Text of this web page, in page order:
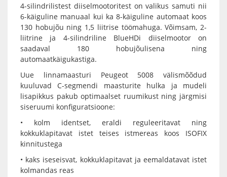
4-silindrilistest diiselmootoritest on valikus samuti nii
6-käiguline manuaal kui ka 8-käiguline automaat koos
130 hobujõu ning 1,5 liitrise töömahuga. Võimsam, 2-
liitrine ja 4-silindriline BlueHDi diiselmootor on
saadaval 180 hobujõulisena ning
automaatkäigukastiga.
Uue linnamaasturi Peugeot 5008 välismõõdud
kuuluvad C-segmendi maasturite hulka ja mudeli
lisapikkus pakub optimaalset ruumikust ning järgmisi
siseruumi konfiguratsioone:
• kolm identset, eraldi reguleeritavat ning
kokkuklapitavat istet teises istmereas koos ISOFIX
kinnitustega
• kaks iseseisvat, kokkuklapitavat ja eemaldatavat istet
kolmandas reas